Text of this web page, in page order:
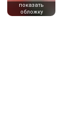
показать
обложку